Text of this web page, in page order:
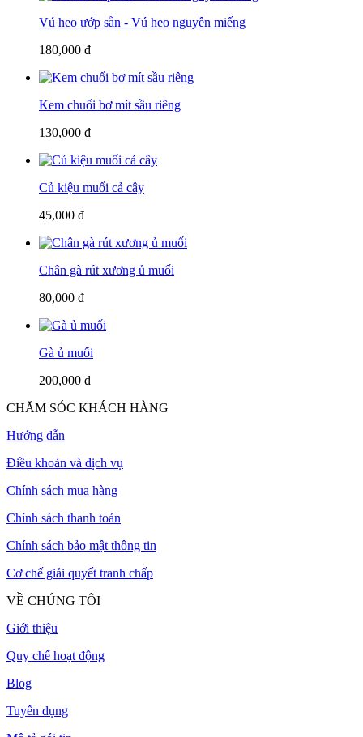
Vú heo ướp sẵn - Vú heo nguyên miếng
180,000 đ
Kem chuối bơ mít sầu riêng
130,000 đ
Củ kiệu muối cả cây
45,000 đ
Chân gà rút xương ủ muối
80,000 đ
Gà ủ muối
200,000 đ
CHĂM SÓC KHÁCH HÀNG
Hướng dẫn
Điều khoản và dịch vụ
Chính sách mua hàng
Chính sách thanh toán
Chính sách bảo mật thông tin
Cơ chế giải quyết tranh chấp
VỀ CHÚNG TÔI
Giới thiệu
Quy chế hoạt động
Blog
Tuyển dụng